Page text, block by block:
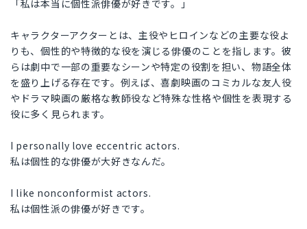
「私は本当に個性派俳優が好きです。」
キャラクターアクターとは、主役やヒロインなどの主要な役よ
りも、個性的や特徴的な役を演じる俳優のことを指します。彼
らは劇中で一部の重要なシーンや特定の役割を担い、物語全体
を盛り上げる存在です。例えば、喜劇映画のコミカルな友人役
やドラマ映画の厳格な教師役など特殊な性格や個性を表現する
役に多く見られます。
I personally love eccentric actors.
私は個性的な俳優が大好きなんだ。
I like nonconformist actors.
私は個性派の俳優が好きです。